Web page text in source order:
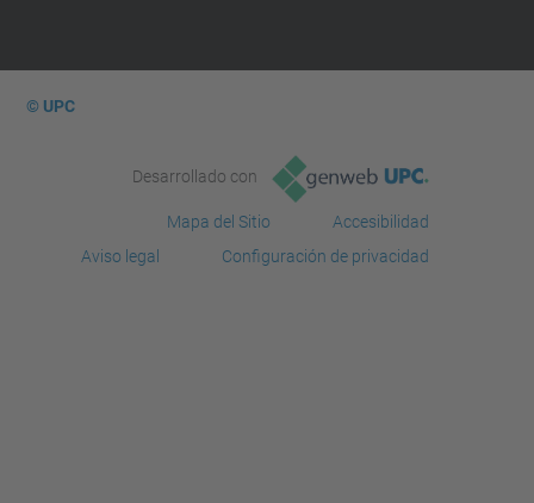
© UPC
Desarrollado con
Mapa del Sitio
Accesibilidad
Aviso legal
Configuración de privacidad